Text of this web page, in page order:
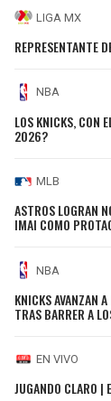
LIGA MX
REPRESENTANTE
NBA
LOS KNICKS, CON
2026?
MLB
ASTROS LOGRAN
IMAI COMO
NBA
KNICKS AVANZAN
TRAS BARRER A
EN VIVO
JUGANDO CLARO |